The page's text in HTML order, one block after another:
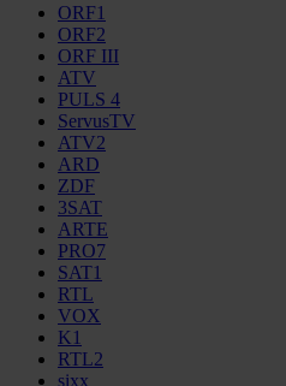
ORF1
ORF2
ORF III
ATV
PULS 4
ServusTV
ATV2
ARD
ZDF
3SAT
ARTE
PRO7
SAT1
RTL
VOX
K1
RTL2
sixx